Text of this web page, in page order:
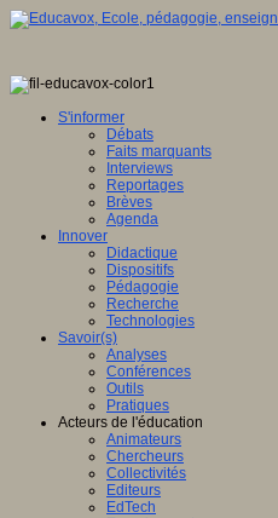
S'informer
Débats
Faits marquants
Interviews
Reportages
Brèves
Agenda
Innover
Didactique
Dispositifs
Pédagogie
Recherche
Technologies
Savoir(s)
Analyses
Conférences
Outils
Pratiques
Acteurs de l'éducation
Animateurs
Chercheurs
Collectivités
Editeurs
EdTech